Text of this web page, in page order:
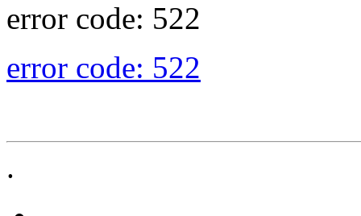
error code: 522
error code: 522
.